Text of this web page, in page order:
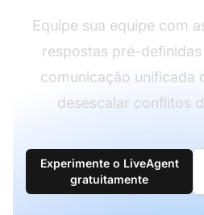
Equipe sua equipe com
respostas pré-
comunicação unificada
desescalar conflitos
Experimente o LiveAgent
gratuitamente